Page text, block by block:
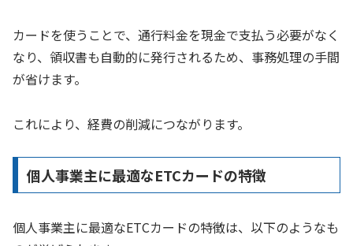
カードを使うことで、通行料金を現金で支払う必要がなく
なり、領収書も自動的に発行されるため、事務処理の手間
が省けます。
これにより、経費の削減につながります。
個人事業主に最適なETCカードの特徴
個人事業主に最適なETCカードの特徴は、以下のようなも